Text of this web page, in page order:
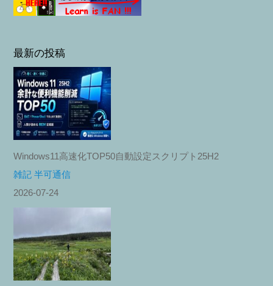
最新の投稿
Windows11高速化TOP50自動設定スクリプト25H2
雑記 半可通信
2026-07-24